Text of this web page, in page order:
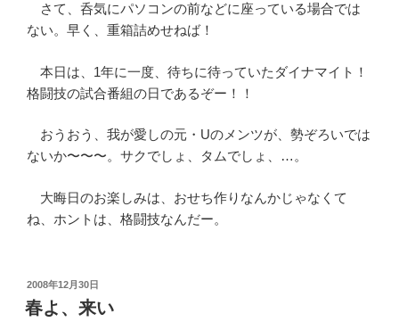
さて、呑気にパソコンの前などに座っている場合では
ない。早く、重箱詰めせねば！
本日は、1年に一度、待ちに待っていたダイナマイト！
格闘技の試合番組の日であるぞー！！
おうおう、我が愛しの元・Uのメンツが、勢ぞろいでは
ないか〜〜〜。サクでしょ、タムでしょ、…。
大晦日のお楽しみは、おせち作りなんかじゃなくて
ね、ホントは、格闘技なんだー。
投
稿
日:
2008年12月30日
春よ、来い